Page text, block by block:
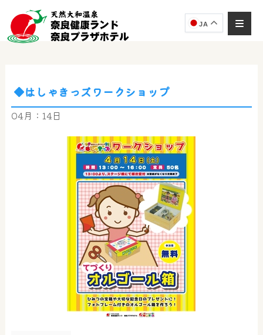
JA
◆はしゃきっズワークショップ
04月：14日
奈良健康ランド AIコンシェルジュです。
ご質問をお伺いします。